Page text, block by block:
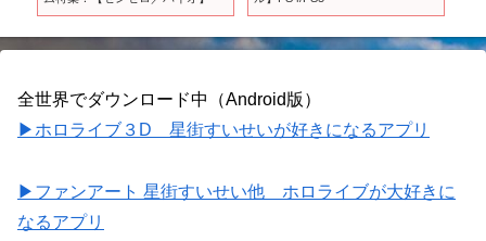
全世界でダウンロード中（Android版）
▶ホロライブ３D 星街すいせいが好きになるアプリ
▶ファンアート 星街すいせい他 ホロライブが大好きに
なるアプリ